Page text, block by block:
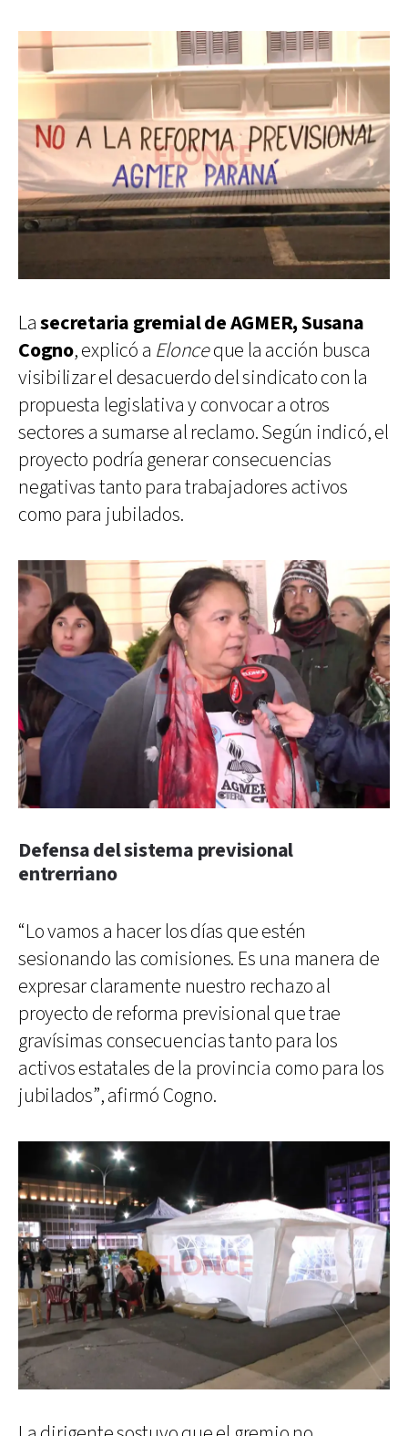
Lasecretaria gremial de AGMER, Susana
Cogno, explicó a Elonceque la acción busca
visibilizar el desacuerdo del sindicato con la
propuesta legislativa y convocar a otros
sectores a sumarse al reclamo. Según indicó, el
proyecto podría generar consecuencias
negativas tanto para trabajadores activos
como para jubilados.
Defensa del sistema previsional
entrerriano
“Lo vamos a hacer los días que estén
sesionando las comisiones. Es una manera de
expresar claramente nuestro rechazo al
proyecto de reforma previsional que trae
gravísimas consecuencias tanto para los
activos estatales de la provincia como para los
jubilados”, afirmó Cogno.